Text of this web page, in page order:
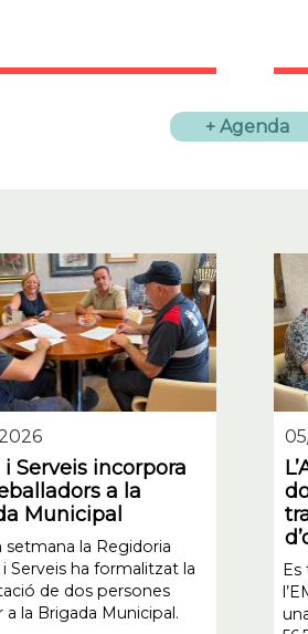
+ Agenda
i Serveis incorpora
a la
Municipal
setmana la Regidoria
i Serveis ha formalitzat la
de dos persones
a la Brigada Municipal.
Es